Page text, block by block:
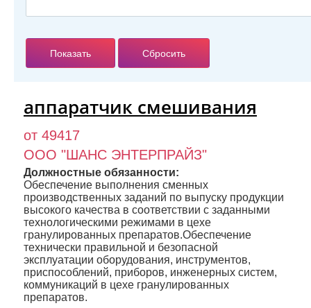
аппаратчик смешивания
от 49417
ООО "ШАНС ЭНТЕРПРАЙЗ"
Должностные обязанности:
Обеспечение выполнения сменных
производственных заданий по выпуску продукции
высокого качества в соответствии с заданными
технологическими режимами в цехе
гранулированных препаратов.Обеспечение
технически правильной и безопасной
эксплуатации оборудования, инструментов,
приспособлений, приборов, инженерных систем,
коммуникаций в цехе гранулированных
препаратов.